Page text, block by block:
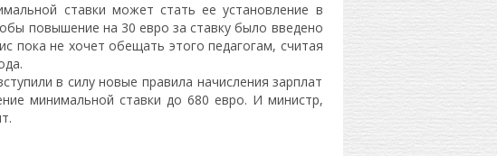
ставки может стать ее установление в
повышение на 30 евро за ставку было введено
пока не хочет обещать этого педагогам, считая
в силу новые правила начисления зарплат
минимальной ставки до 680 евро. И министр,